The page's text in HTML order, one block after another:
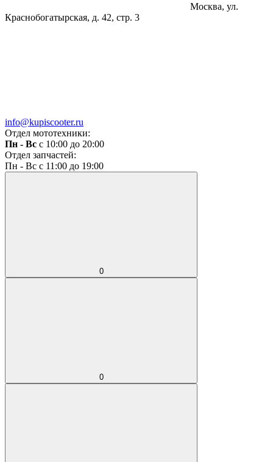
Москва, ул.
Краснобогатырская, д. 42, стр. 3
info@kupiscooter.ru
Отдел мототехники:
Пн - Вс с 10:00 до 20:00
Отдел запчастей:
Пн - Вс с 11:00 до 19:00
0
0